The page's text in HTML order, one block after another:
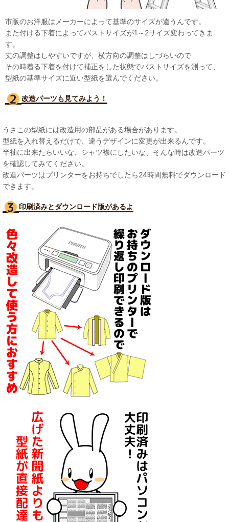
市販のお洋服はメーカーによって基準のサイズが違うんです。
また付ける下着によってバストサイズが1～2サイズ変わってきま
す。
丈の調整はしやすいですが、横方向の調整はしづらいので
その時着る下着を付けて補正をした状態でバストサイズを測って、
型紙の基準サイズに近い型紙を選んでください。
改造パーツも見てみよう！
うさこの型紙には改造用の部品がある場合があります。
型紙を入れ替えるだけで、違うデザインに変更が出来るんです。
半袖に出来たらいいな、シャツ襟にしたいな、そんな時は改造パーツ
を確認してみてください。
改造パーツはプリンターをお持ちでしたら24時間無料でダウンロード
できます。
印刷済みとダウンロード版があるよ